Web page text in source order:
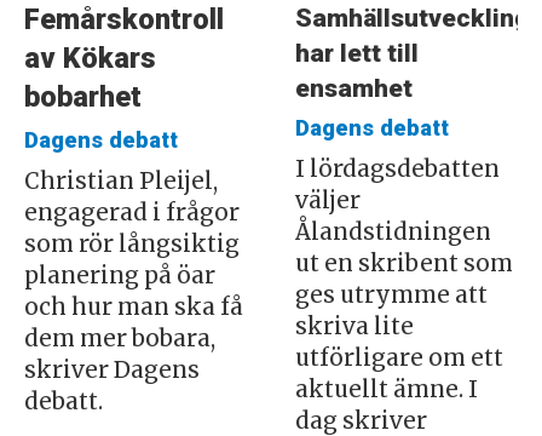
Femårskontroll
av Kökars
bobarhet
Dagens debatt
Christian Pleijel,
engagerad i frågor
som rör långsiktig
planering på öar
och hur man ska få
dem mer bobara,
skriver Dagens
debatt.
Samhällsutveckling
har lett till
ensamhet
Dagens debatt
I lördagsdebatten
väljer
Ålandstidningen
ut en skribent som
ges utrymme att
skriva lite
utförligare om ett
aktuellt ämne. I
dag skriver